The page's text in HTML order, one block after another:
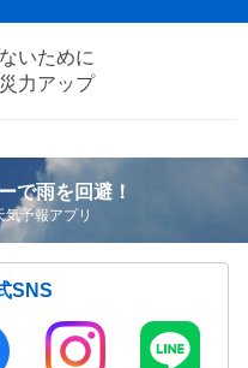
いために
力アップ
で雨を回避！
予報アプリ
SNS